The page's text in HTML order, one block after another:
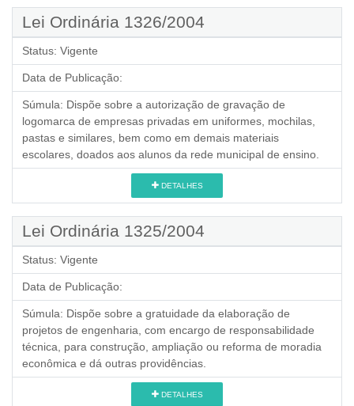
Lei Ordinária 1326/2004
Status: Vigente
Data de Publicação:
Súmula: Dispõe sobre a autorização de gravação de
logomarca de empresas privadas em uniformes, mochilas,
pastas e similares, bem como em demais materiais
escolares, doados aos alunos da rede municipal de ensino.
DETALHES
Lei Ordinária 1325/2004
Status: Vigente
Data de Publicação:
Súmula: Dispõe sobre a gratuidade da elaboração de
projetos de engenharia, com encargo de responsabilidade
técnica, para construção, ampliação ou reforma de moradia
econômica e dá outras providências.
DETALHES